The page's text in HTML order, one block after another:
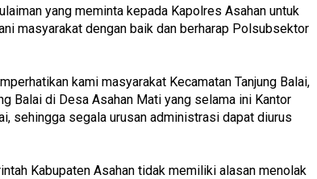
yang meminta kepada Kapolres Asahan untuk
masyarakat dengan baik dan berharap Polsubsektor
kami masyarakat Kecamatan Tanjung Balai,
Balai di Desa Asahan Mati yang selama ini Kantor
sehingga segala urusan administrasi dapat diurus
Kabupaten Asahan tidak memiliki alasan menolak